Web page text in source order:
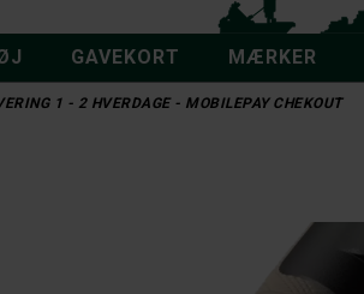
GAVEKORT MÆRKER
1 - 2 HVERDAGE - MOBILEPAY CHEKOUT